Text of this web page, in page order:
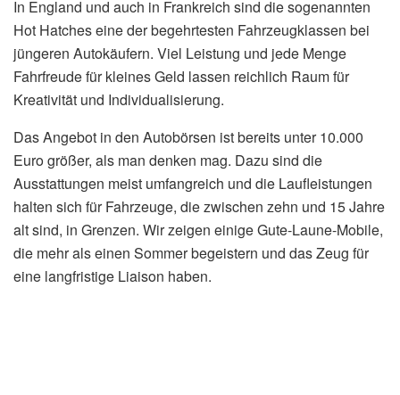
In England und auch in Frankreich sind die sogenannten
Hot Hatches eine der begehrtesten Fahrzeugklassen bei
jüngeren Autokäufern. Viel Leistung und jede Menge
Fahrfreude für kleines Geld lassen reichlich Raum für
Kreativität und Individualisierung.
Das Angebot in den Autobörsen ist bereits unter 10.000
Euro größer, als man denken mag. Dazu sind die
Ausstattungen meist umfangreich und die Laufleistungen
halten sich für Fahrzeuge, die zwischen zehn und 15 Jahre
alt sind, in Grenzen. Wir zeigen einige Gute-Laune-Mobile,
die mehr als einen Sommer begeistern und das Zeug für
eine langfristige Liaison haben.